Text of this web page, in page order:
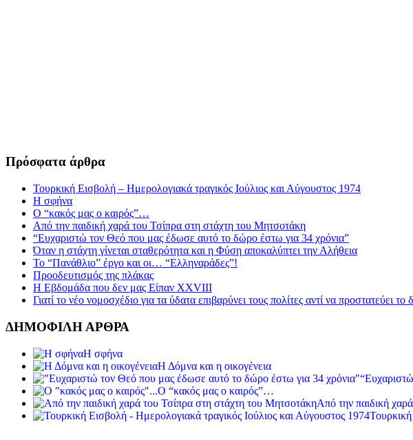
Πρόσφατα άρθρα
Τουρκική Εισβολή – Ημερολογιακά τραγικός Ιούλιος και Αύγουστος 1974
Η σφήνα
Ο “κακός μας ο καιρός”…
Από την παιδική χαρά του Τσίπρα στη στάχτη του Μητσοτάκη
“Ευχαριστώ τον Θεό που μας έδωσε αυτό το δώρο έστω για 34 χρόνια”
Όταν η στάχτη γίνεται σταθερότητα και η Φύση αποκαλύπτει την Αλήθεια
Το “Πανάθλιο” έργο και οι… “Ελληναράδες”!
Προοδευτισμός της πλάκας
Η Εβδομάδα που δεν μας Είπαν XXVIII
Γιατί το νέο νομοσχέδιο για τα ύδατα επιβαρύνει τους πολίτες αντί να προστατεύει
ΔΗΜΟΦΙΛΗ ΑΡΘΡΑ
Η σφήνα
Η Δόμνα και η οικογένεια
Ο “κακός μας ο καιρός”…
Από την παιδική